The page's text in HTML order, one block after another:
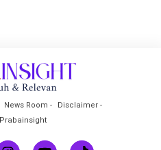
News Room
Disclaimer